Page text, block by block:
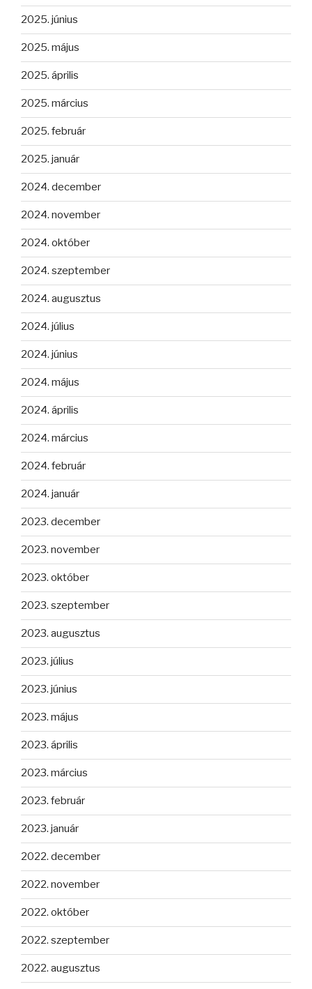
2025. június
2025. május
2025. április
2025. március
2025. február
2025. január
2024. december
2024. november
2024. október
2024. szeptember
2024. augusztus
2024. július
2024. június
2024. május
2024. április
2024. március
2024. február
2024. január
2023. december
2023. november
2023. október
2023. szeptember
2023. augusztus
2023. július
2023. június
2023. május
2023. április
2023. március
2023. február
2023. január
2022. december
2022. november
2022. október
2022. szeptember
2022. augusztus